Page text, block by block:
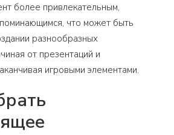
более привлекательным,
что может быть
разнообразных
от презентаций и
игровыми элементами.